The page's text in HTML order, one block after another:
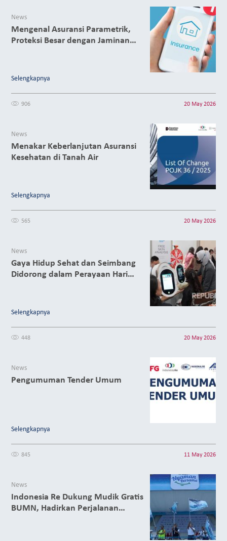
News
Mengenal Asuransi Parametrik,
Proteksi Besar dengan Jaminan
Selengkapnya
906 20 May 2026
News
Menakar Keberlanjutan Asuransi
Kesehatan di Tanah Air
Selengkapnya
565 20 May 2026
News
Gaya Hidup Sehat dan Seimbang
Didorong dalam Perayaan Hari
Selengkapnya
448 20 May 2026
News
Pengumuman Tender Umum
Selengkapnya
845 11 May 2026
News
Indonesia Re Dukung Mudik Gratis
BUMN, Hadirkan Perjalanan